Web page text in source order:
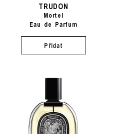
TRUDON
Mortel
Eau de Parfum
Přidat